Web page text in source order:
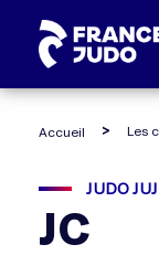
Accueil Les
JUDO
JC